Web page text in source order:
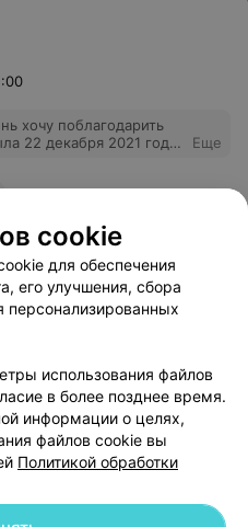
хочу поблагодарить
22 декабря 2021 года
окрашивание +
час. Я уходила в
мастера Нэлли. Я
у данного мастера
результат
Спасибо Вам Нэлли за
Еще
специалиста
cookie
для обеспечения
его улучшения, сбора
персонализированных
использования файлов
в более позднее время.
информации о целях,
файлов cookie вы
Политикой обработки